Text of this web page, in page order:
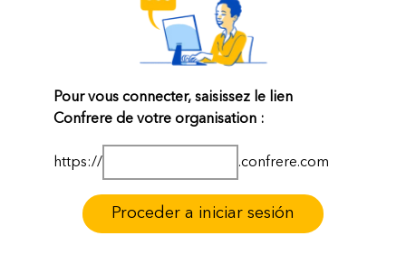
Pour vous connecter, saisissez le lien
Confrere de votre organisation :
https:// .confrere.com
Proceder a iniciar sesión